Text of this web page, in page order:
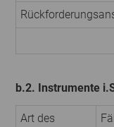
b.2. Instrumente
Art des